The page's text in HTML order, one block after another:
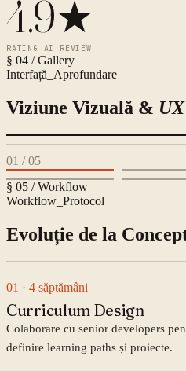
4.9★
RATING AI REVIEW
§ 04 / Gallery
Interfață_Aprofundare
Viziune Vizuală & UX
01 /05
§ 05 / Workflow
Workflow_Protocol
Evoluție de la
01 · 4 săptămâni
Curriculum Design
Colaborare cu senior developers
definire learning paths și proiecte.